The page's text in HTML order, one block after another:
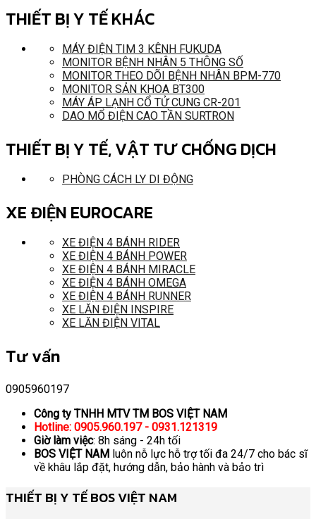
THIẾT BỊ Y TẾ KHÁC
MÁY ĐIỆN TIM 3 KÊNH FUKUDA
MONITOR BỆNH NHÂN 5 THÔNG SỐ
MONITOR THEO DÕI BỆNH NHÂN BPM-770
MONITOR SẢN KHOA BT300
MÁY ÁP LẠNH CỔ TỬ CUNG CR-201
DAO MỔ ĐIỆN CAO TẦN SURTRON
THIẾT BỊ Y TẾ, VẬT TƯ CHỐNG DỊCH
PHÒNG CÁCH LY DI ĐỘNG
XE ĐIỆN EUROCARE
XE ĐIỆN 4 BÁNH RIDER
XE ĐIỆN 4 BÁNH POWER
XE ĐIỆN 4 BÁNH MIRACLE
XE ĐIỆN 4 BÁNH OMEGA
XE ĐIỆN 4 BÁNH RUNNER
XE LĂN ĐIỆN INSPIRE
XE LĂN ĐIỆN VITAL
Tư vấn
0905960197
Công ty TNHH MTV TM BOS VIỆT NAM
Hotline: 0905.960.197 - 0931.121319
Giờ làm việc: 8h sáng - 24h tối
BOS VIỆT NAM luôn nỗ lực hỗ trợ tối đa 24/7 cho bác sĩ
về khâu lắp đặt, hướng dẫn, bảo hành và bảo trì
THIẾT BỊ Y TẾ BOS VIỆT NAM